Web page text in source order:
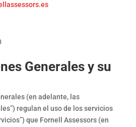
Generales y su
(en adelante, las
regulan el uso de los servicios
que Fornell Assessors (en